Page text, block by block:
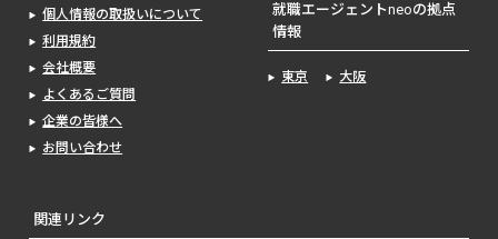
個人情報の取扱いについて
利用規約
会社概要
よくあるご質問
企業の皆様へ
お問い合わせ
就職エージェントneoの拠点
情報
東京 大阪
関連リンク